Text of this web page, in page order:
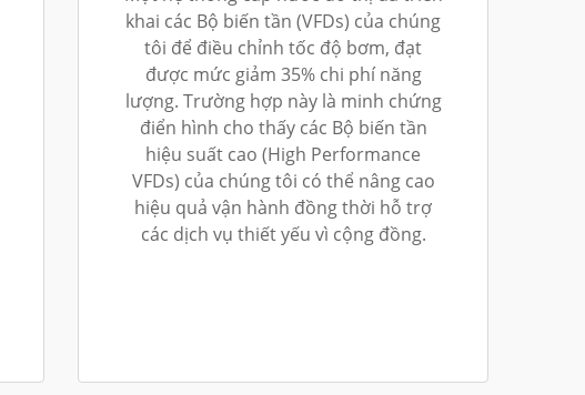
khai các Bộ biến tần (VFDs) của chúng
tôi để điều chỉnh tốc độ bơm, đạt
được mức giảm 35% chi phí năng
lượng. Trường hợp này là minh chứng
điển hình cho thấy các Bộ biến tần
hiệu suất cao (High Performance
VFDs) của chúng tôi có thể nâng cao
hiệu quả vận hành đồng thời hỗ trợ
các dịch vụ thiết yếu vì cộng đồng.